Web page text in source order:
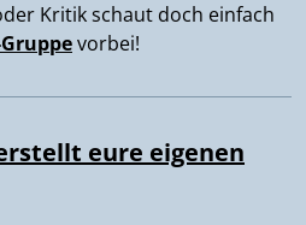
Kritik schaut doch einfach
vorbei!
eure eigenen